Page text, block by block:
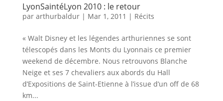
LyonSaintéLyon 2010 : le retour
par arthurbaldur| Mar 1, 2011 | Récits
« Walt Disney et les légendes arthuriennes se sont
télescopés dans les Monts du Lyonnais ce premier
weekend de décembre. Nous retrouvons Blanche
Neige et ses 7 chevaliers aux abords du Hall
d’Expositions de Saint-Etienne à l’issue d’un off de 68
km...